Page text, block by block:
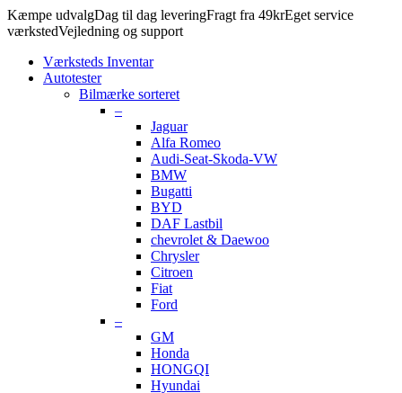
Kæmpe udvalgDag til dag leveringFragt fra 49krEget service
værkstedVejledning og support
Værksteds Inventar
Autotester
Bilmærke sorteret
–
Jaguar
Alfa Romeo
Audi-Seat-Skoda-VW
BMW
Bugatti
BYD
DAF Lastbil
chevrolet & Daewoo
Chrysler
Citroen
Fiat
Ford
–
GM
Honda
HONGQI
Hyundai